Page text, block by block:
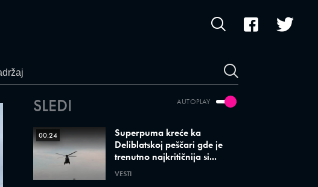
AUTOPLAY
SLEDI
00:24
Superpuma kreće ka
Deliblatskoj peščari gde je
trenutno najkritičnija si...
VESTI